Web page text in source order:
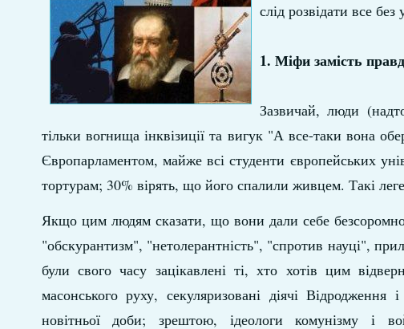
слід розвідати все
1. Міфи замість
Зазвичай, люди
тільки вогнища інквізиції та вигук "А все-таки вона
Європарламентом, майже всі студенти європейських
тортурам; 30% вірять, що його спалили живцем. Такі
Якщо цим людям сказати, що вони дали себе
"обскурантизм", "нетолерантність", "спротив науці",
були свого часу зацікавлені ті, хто хотів цим
масонського руху, секуляризовані діячі
новітньої доби; зрештою, ідеологи комунізму і